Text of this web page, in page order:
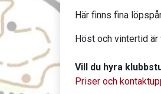
Här finns fina
Höst och vintertid är
Vill du hyra
Priser och